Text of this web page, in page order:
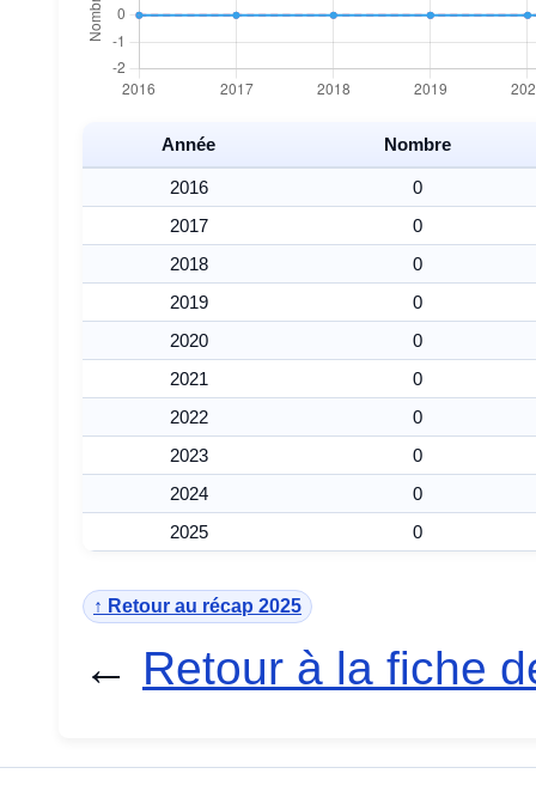
Année Nombre
2016
0
2017
0
2018
0
2019
0
2020
0
2021
0
2022
0
2023
0
2024
0
2025
0
↑ Retour au récap 2025
← Retour à la fiche